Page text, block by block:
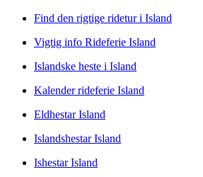
Find den rigtige ridetur i Island
Vigtig info Rideferie Island
Islandske heste i Island
Kalender rideferie Island
Eldhestar Island
Islandshestar Island
Ishestar Island